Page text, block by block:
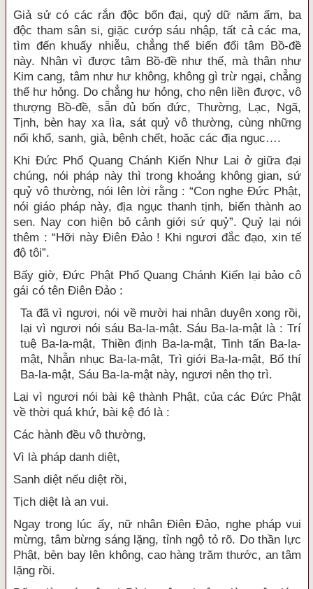
Giả sử có các rắn độc bốn đại, quỷ dữ năm ấm, ba
độc tham sân si, giặc cướp sáu nhập, tất cả các ma,
tìm đến khuấy nhiễu, chẳng thể biến đổi tâm Bồ-đề
này. Nhân vì được tâm Bồ-đề như thế, mà thân như
Kim cang, tâm như hư không, không gì trừ ngại, chẳng
thể hư hỏng. Do chẳng hư hỏng, cho nên liền được, vô
thượng Bồ-đề, sẵn đủ bốn đức, Thường, Lạc, Ngã,
Tịnh, bèn hay xa lìa, sát quỷ vô thường, cùng những
nổi khổ, sanh, già, bệnh chết, hoặc các địa ngục….
Khi Đức Phổ Quang Chánh Kiến Như Lai ở giữa đại
chúng, nói pháp này thì trong khoảng không gian, sứ
quỷ vô thường, nói lên lời rằng : “Con nghe Đức Phật,
nói giáo pháp này, địa ngục thanh tịnh, biến thành ao
sen. Nay con hiện bỏ cảnh giới sứ quỷ”. Quỷ lại nói
thêm : “Hỡi này Điên Đảo ! Khi ngươi đắc đạo, xin tế
độ tôi”.
Bấy giờ, Đức Phật Phổ Quang Chánh Kiến lại bảo cô
gái có tên Điên Đảo :
Ta đã vì ngươi, nói về mười hai nhân duyên xong rồi,
lại vì ngươi nói sáu Ba-la-mật. Sáu Ba-la-mật là : Trí
tuệ Ba-la-mật, Thiền định Ba-la-mật, Tinh tấn Ba-la-
mật, Nhẫn nhục Ba-la-mật, Trì giới Ba-la-mật, Bố thí
Ba-la-mật, Sáu Ba-la-mật này, ngươi nên thọ trì.
Lại vì ngươi nói bài kệ thành Phật, của các Đức Phật
về thời quá khứ, bài kệ đó là :
Các hành đều vô thường,
Vì là pháp danh diệt,
Sanh diệt nếu diệt rồi,
Tịch diệt là an vui.
Ngay trong lúc ấy, nữ nhân Điên Đảo, nghe pháp vui
mừng, tâm bừng sáng lặng, tỉnh ngộ tỏ rõ. Do thần lực
Phật, bèn bay lên không, cao hàng trăm thước, an tâm
lặng rồi.